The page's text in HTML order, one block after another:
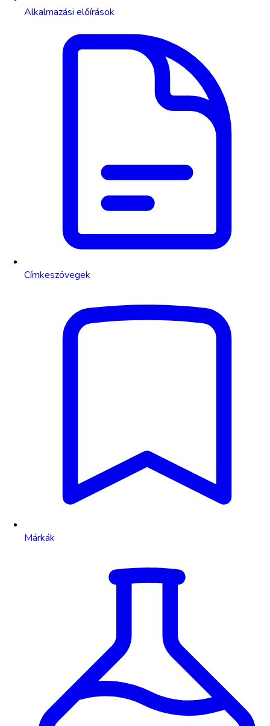
Alkalmazási előírások
Címkeszövegek
Márkák